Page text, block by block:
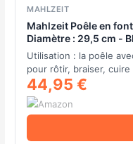
MAHLZEIT
Mahlzeit Poêle en
Diamètre : 29,5 cm -
deux becs -
fonte, poêle avec
Utilisation : la poêle
pour rôtir, braiser,
44,95 €